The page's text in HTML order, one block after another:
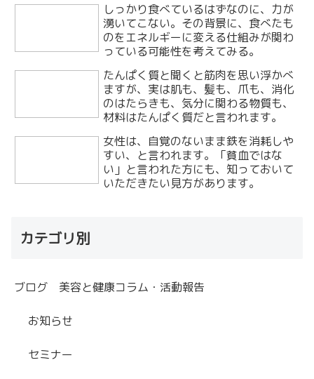
しっかり食べているはずなのに、力が
湧いてこない。その背景に、食べたも
のをエネルギーに変える仕組みが関わ
っている可能性を考えてみる。
たんぱく質と聞くと筋肉を思い浮かべ
ますが、実は肌も、髪も、爪も、消化
のはたらきも、気分に関わる物質も、
材料はたんぱく質だと言われます。
女性は、自覚のないまま鉄を消耗しや
すい、と言われます。「貧血ではな
い」と言われた方にも、知っておいて
いただきたい見方があります。
カテゴリ別
ブログ 美容と健康コラム・活動報告
お知らせ
セミナー